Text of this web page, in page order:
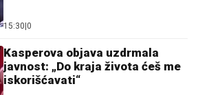
15:30 0
Kasperova objava uzdrmala
javnost: „Do kraja života ćeš me
iskorišćavati“